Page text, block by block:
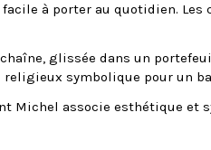
à porter au quotidien.
glissée dans un
symbolique pour un
Michel associe esthétique